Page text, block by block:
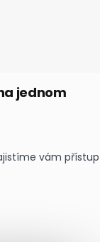
jednom
vám přístup